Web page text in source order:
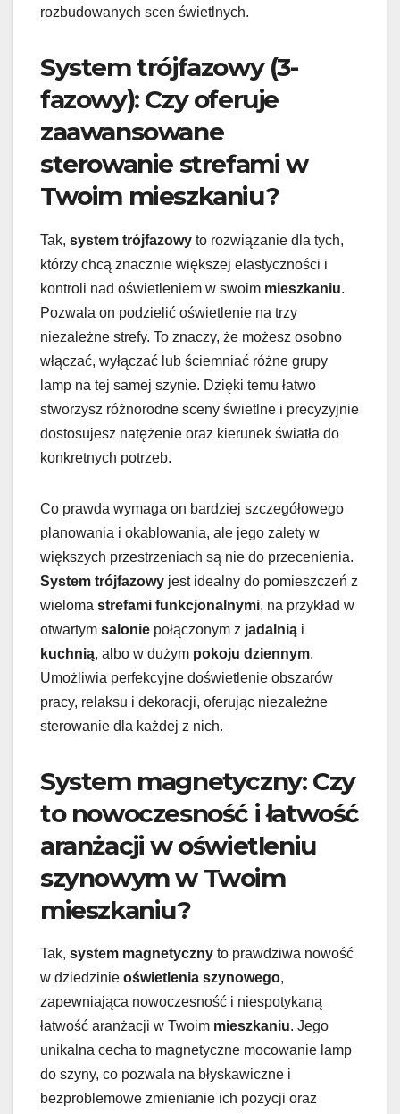
rozbudowanych scen świetlnych.
System trójfazowy (3-
fazowy): Czy oferuje
zaawansowane
sterowanie strefami w
Twoim mieszkaniu?
Tak, system trójfazowy to rozwiązanie dla tych,
którzy chcą znacznie większej elastyczności i
kontroli nad oświetleniem w swoim mieszkaniu.
Pozwala on podzielić oświetlenie na trzy
niezależne strefy. To znaczy, że możesz osobno
włączać, wyłączać lub ściemniać różne grupy
lamp na tej samej szynie. Dzięki temu łatwo
stworzysz różnorodne sceny świetlne i precyzyjnie
dostosujesz natężenie oraz kierunek światła do
konkretnych potrzeb.
Co prawda wymaga on bardziej szczegółowego
planowania i okablowania, ale jego zalety w
większych przestrzeniach są nie do przecenienia.
System trójfazowy jest idealny do pomieszczeń z
wieloma strefami funkcjonalnymi, na przykład w
otwartym salonie połączonym z jadalnią i
kuchnią, albo w dużym pokoju dziennym.
Umożliwia perfekcyjne doświetlenie obszarów
pracy, relaksu i dekoracji, oferując niezależne
sterowanie dla każdej z nich.
System magnetyczny: Czy
to nowoczesność i łatwość
aranżacji w oświetleniu
szynowym w Twoim
mieszkaniu?
Tak, system magnetyczny to prawdziwa nowość
w dziedzinie oświetlenia szynowego,
zapewniająca nowoczesność i niespotykaną
łatwość aranżacji w Twoim mieszkaniu. Jego
unikalna cecha to magnetyczne mocowanie lamp
do szyny, co pozwala na błyskawiczne i
bezproblemowe zmienianie ich pozycji oraz